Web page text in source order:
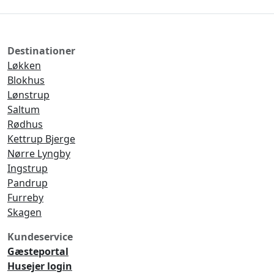
Destinationer
Løkken
Blokhus
Lønstrup
Saltum
Rødhus
Kettrup Bjerge
Nørre Lyngby
Ingstrup
Pandrup
Furreby
Skagen
Kundeservice
Gæsteportal
Husejer login